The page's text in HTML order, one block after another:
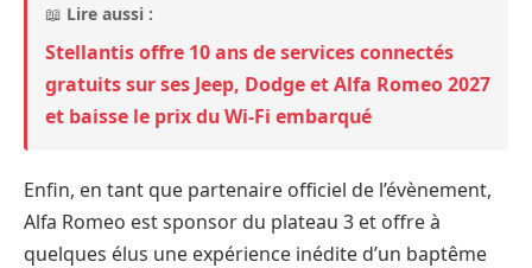
📖 Lire aussi :
Stellantis offre 10 ans de services connectés
gratuits sur ses Jeep, Dodge et Alfa Romeo 2027
et baisse le prix du Wi-Fi embarqué
Enfin, en tant que partenaire officiel de l’évènement,
Alfa Romeo est sponsor du plateau 3 et offre à
quelques élus une expérience inédite d’un baptême